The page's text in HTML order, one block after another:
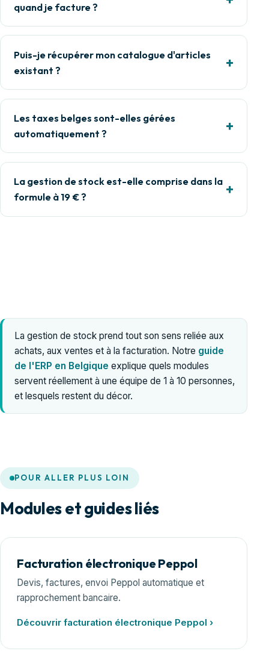
quand je facture ?
Puis-je récupérer mon catalogue d'articles
existant ?
Les taxes belges sont-elles gérées
automatiquement ?
La gestion de stock est-elle comprise dans la
formule à 19 € ?
La gestion de stock prend tout son sens reliée aux
achats, aux ventes et à la facturation. Notre guide
de l'ERP en Belgique explique quels modules
servent réellement à une équipe de 1 à 10 personnes,
et lesquels restent du décor.
POUR ALLER PLUS LOIN
Modules et guides liés
Facturation électronique Peppol
Devis, factures, envoi Peppol automatique et
rapprochement bancaire.
Découvrir facturation électronique Peppol ›